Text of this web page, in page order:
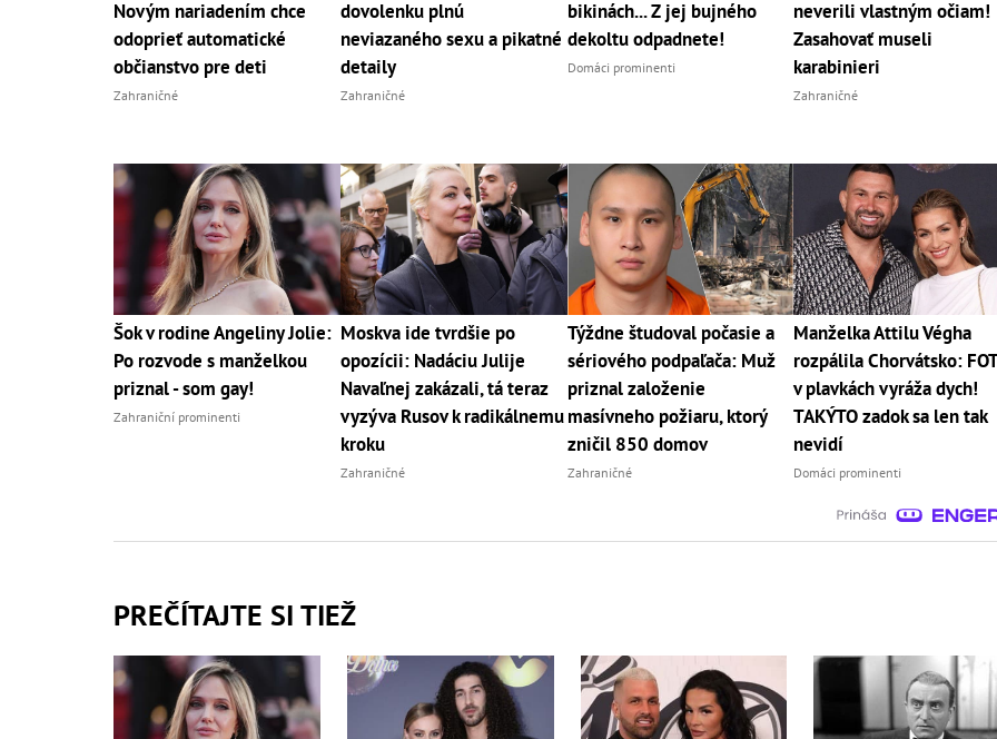
Novým nariadením chce
odoprieť automatické
občianstvo pre deti
Zahraničné
dovolenku plnú
neviazaného sexu a pikatné
detaily
Zahraničné
bikinách... Z jej bujného
dekoltu odpadnete!
Domáci prominenti
neverili vlastným očiam!
Zasahovať museli
karabinieri
Zahraničné
Šok v rodine Angeliny Jolie:
Po rozvode s manželkou
priznal - som gay!
Zahraniční prominenti
Moskva ide tvrdšie po
opozícii: Nadáciu Julije
Navaľnej zakázali, tá teraz
vyzýva Rusov k radikálnemu
kroku
Zahraničné
Týždne študoval počasie a
sériového podpaľača: Muž
priznal založenie
masívneho požiaru, ktorý
zničil 850 domov
Zahraničné
Manželka Attilu Végha
rozpálila Chorvátsko:
v plavkách vyráža dych!
TAKÝTO zadok sa len tak
nevidí
Domáci prominenti
PREČÍTAJTE SI TIEŽ